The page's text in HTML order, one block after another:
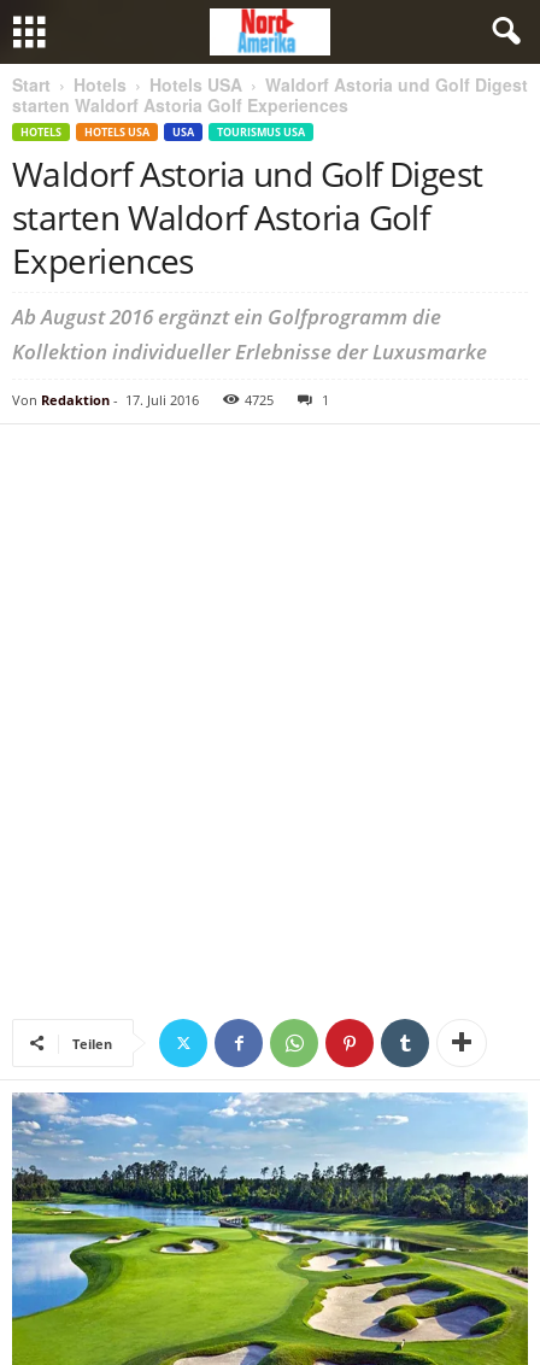
Start Hotels Hotels USA
Waldorf Astoria und Golf Digest
starten Waldorf Astoria Golf Experiences
HOTELS HOTELS USA USA TOURISMUS USA
Waldorf Astoria und Golf Digest
starten Waldorf Astoria Golf
Experiences
Ab August 2016 ergänzt ein Golfprogramm die
Kollektion individueller Erlebnisse der Luxusmarke
Von Redaktion - 17. Juli 2016 4725 1
Teilen